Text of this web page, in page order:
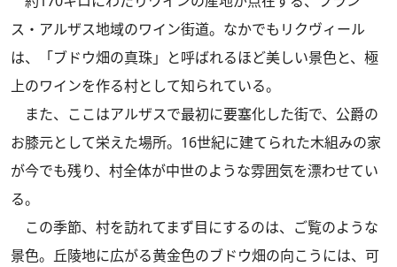
ス・アルザス地域のワイン街道。なかでもリクヴィール
は、「ブドウ畑の真珠」と呼ばれるほど美しい景色と、極
上のワインを作る村として知られている。
また、ここはアルザスで最初に要塞化した街で、公爵の
お膝元として栄えた場所。16世紀に建てられた木組みの家
が今でも残り、村全体が中世のような雰囲気を漂わせてい
る。
この季節、村を訪れてまず目にするのは、ご覧のような
景色。丘陵地に広がる黄金色のブドウ畑の向こうには、可